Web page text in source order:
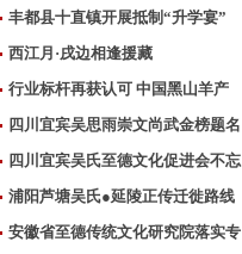
丰都县十直镇开展抵制“升学宴”
西江月·戌边相逢援藏
行业标杆再获认可 中国黑山羊产
四川宜宾吴思雨崇文尚武金榜题名
四川宜宾吴氏至德文化促进会不忘
浦阳芦塘吴氏●延陵正传迁徙路线
安徽省至德传统文化研究院落实专